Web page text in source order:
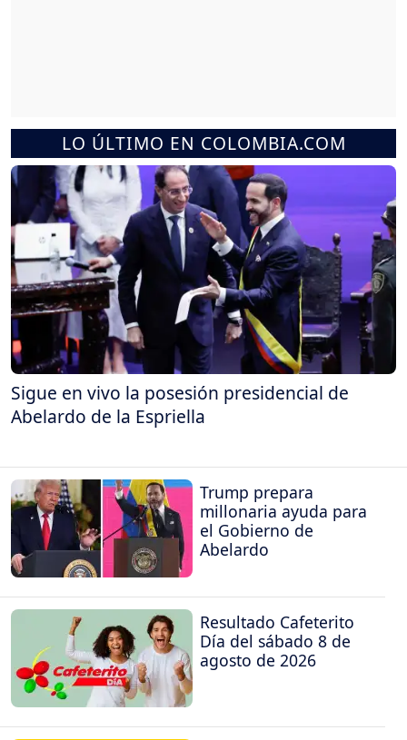
LO ÚLTIMO EN COLOMBIA.COM
Sigue en vivo la posesión presidencial de
Abelardo de la Espriella
Trump prepara
millonaria ayuda para
el Gobierno de
Abelardo
Resultado Cafeterito
Día del sábado 8 de
agosto de 2026